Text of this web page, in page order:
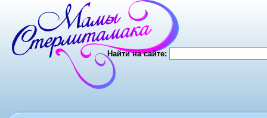
Найти на сайте: